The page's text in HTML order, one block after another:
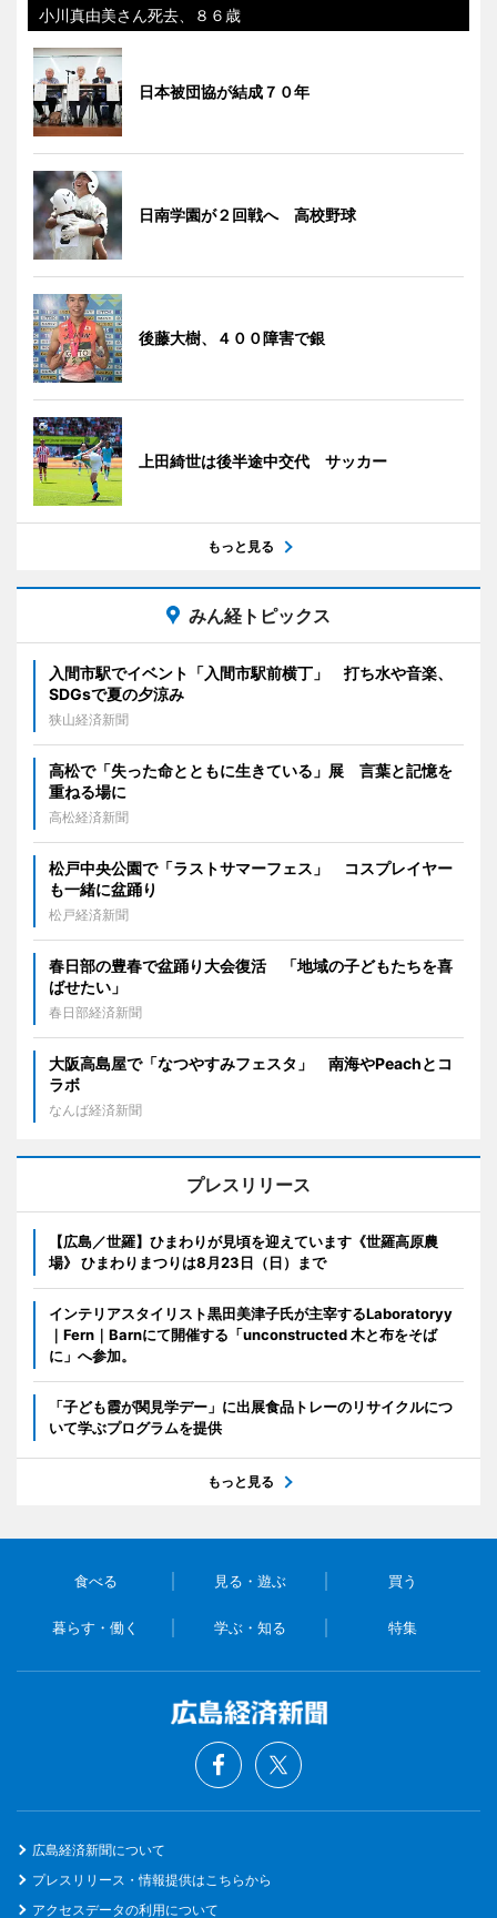
小川真由美さん死去、８６歳
日本被団協が結成７０年
日南学園が２回戦へ 高校野球
後藤大樹、４００障害で銀
上田綺世は後半途中交代 サッカー
もっと見る
みん経トピックス
入間市駅でイベント「入間市駅前横丁」 打ち水や音楽、
SDGsで夏の夕涼み
狭山経済新聞
高松で「失った命とともに生きている」展 言葉と記憶を
重ねる場に
高松経済新聞
松戸中央公園で「ラストサマーフェス」 コスプレイヤー
も一緒に盆踊り
松戸経済新聞
春日部の豊春で盆踊り大会復活 「地域の子どもたちを喜
ばせたい」
春日部経済新聞
大阪高島屋で「なつやすみフェスタ」 南海やPeachとコ
ラボ
なんば経済新聞
プレスリリース
【広島／世羅】ひまわりが見頃を迎えています《世羅高原農
場》 ひまわりまつりは8月23日（日）まで
インテリアスタイリスト黒田美津子氏が主宰するLaboratoryy
｜Fern｜Barnにて開催する「unconstructed 木と布をそば
に」へ参加。
「子ども霞が関見学デー」に出展食品トレーのリサイクルにつ
いて学ぶプログラムを提供
もっと見る
食べる 見る・遊ぶ 買う
暮らす・働く 学ぶ・知る 特集
広島経済新聞について
プレスリリース・情報提供はこちらから
アクセスデータの利用について